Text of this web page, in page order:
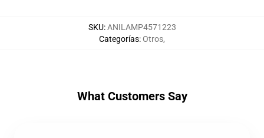
SKU:ANILAMP4571223
Categorías:Otros,
What Customers Say